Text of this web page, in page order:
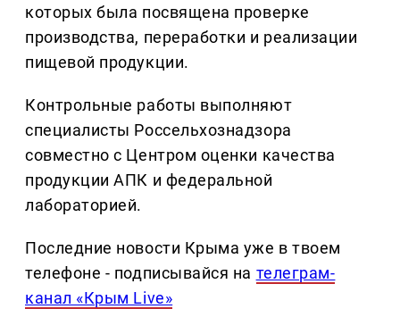
которых была посвящена проверке
производства, переработки и реализации
пищевой продукции.
Контрольные работы выполняют
специалисты Россельхознадзора
совместно с Центром оценки качества
продукции АПК и федеральной
лабораторией.
Последние новости Крыма уже в твоем
телефоне - подписывайся на телеграм-
канал «Крым Live»